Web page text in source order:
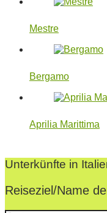
Mestre
Bergamo
Aprilia Marittima
07-
14
Unterkünfte in
Reiseziel/Name